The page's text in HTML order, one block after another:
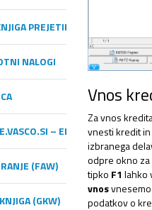
PREJETIH RAČUNOV
NALOGI
– ELEKTRONSKA
(FAW)
(GKW)
Vnos
Za vnos
vnesti kredit
izbranega
odpre okno
tipko F1 lahko
vnos
podatkov o